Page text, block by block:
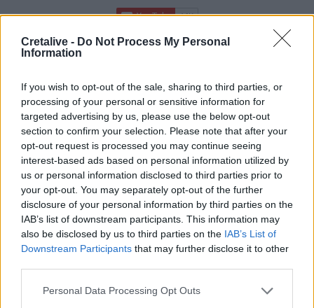
Cretalive - Do Not Process My Personal
Information
If you wish to opt-out of the sale, sharing to third parties, or
processing of your personal or sensitive information for
targeted advertising by us, please use the below opt-out
section to confirm your selection. Please note that after your
opt-out request is processed you may continue seeing
interest-based ads based on personal information utilized by
us or personal information disclosed to third parties prior to
your opt-out. You may separately opt-out of the further
disclosure of your personal information by third parties on the
IAB’s list of downstream participants. This information may
also be disclosed by us to third parties on the IAB’s List of
Downstream Participants that may further disclose it to other
Personal Data Processing Opt Outs
ΣΧΕΤΙΚΆ TAGS
Διάστημα Αστροναύτης